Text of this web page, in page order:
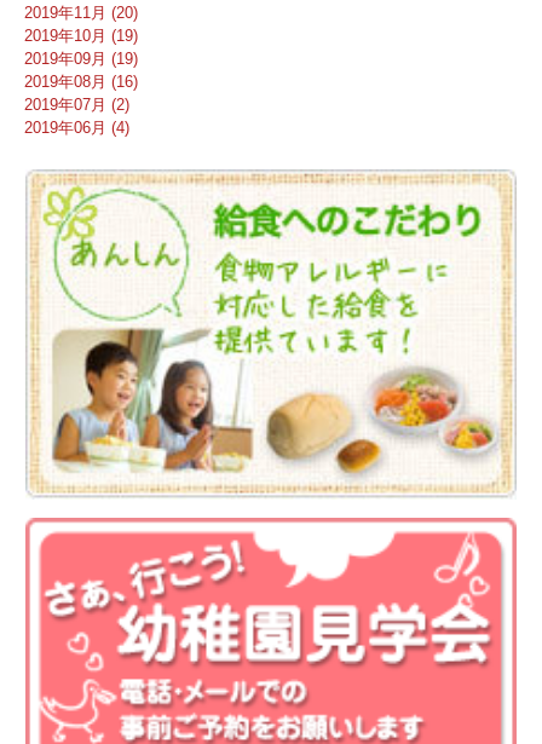
2019年11月 (20)
2019年10月 (19)
2019年09月 (19)
2019年08月 (16)
2019年07月 (2)
2019年06月 (4)